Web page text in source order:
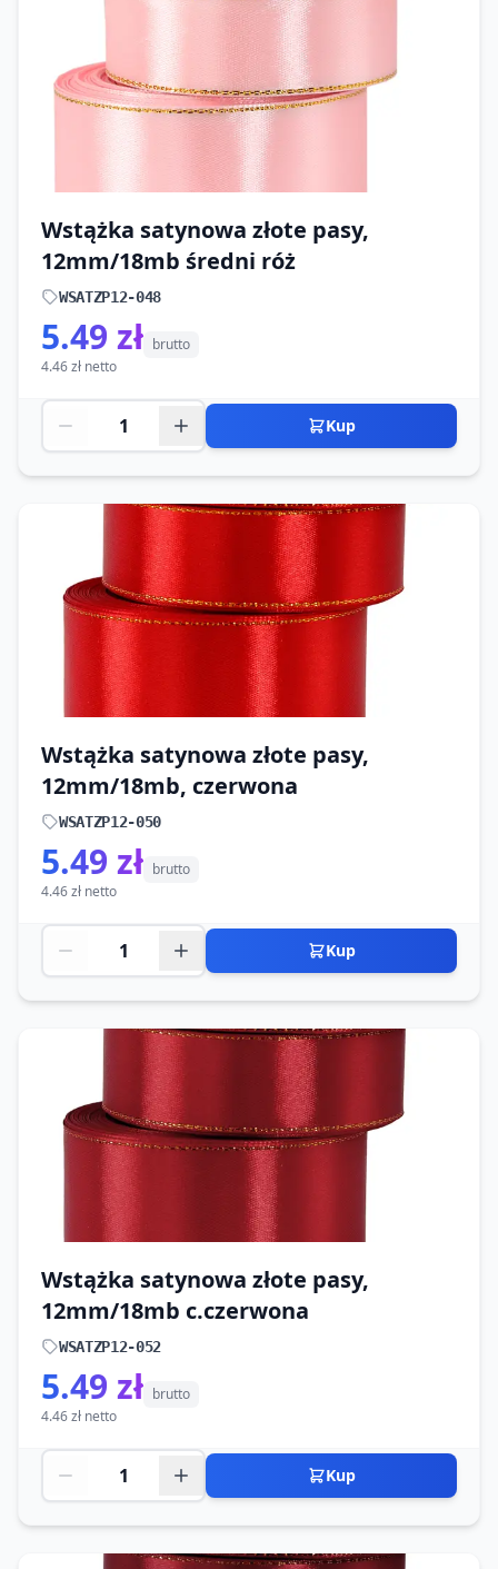
Wstążka satynowa złote pasy,
12mm/18mb średni róż
WSATZP12-048
5.49 zł brutto
4.46 zł netto
Kup
Wstążka satynowa złote pasy,
12mm/18mb, czerwona
WSATZP12-050
5.49 zł brutto
4.46 zł netto
Kup
Wstążka satynowa złote pasy,
12mm/18mb c.czerwona
WSATZP12-052
5.49 zł brutto
4.46 zł netto
Kup